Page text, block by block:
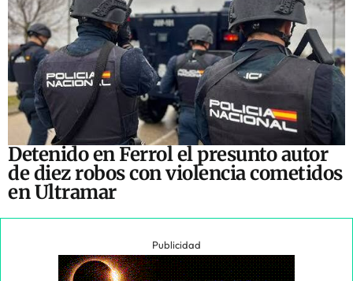
Detenido en Ferrol el presunto autor
de diez robos con violencia cometidos
en Ultramar
Publicidad